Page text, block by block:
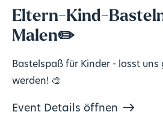
Eltern-Kind-
Malen✏️
Bastelspaß für Kinder - lasst
werden! 🎨
Event Details öffnen